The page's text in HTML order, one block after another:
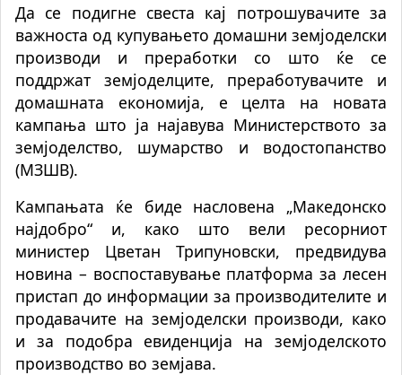
Да се подигне свеста кај потрошувачите за
важноста од купувањето домашни земјоделски
производи и преработки со што ќе се
поддржат земјоделците, преработувачите и
домашната економија, е целта на новата
кампања што ја најавува Министерството за
земјоделство, шумарство и водостопанство
(МЗШВ).
Кампањата ќе биде насловена „Македонско
најдобро“ и, како што вели ресорниот
министер Цветан Трипуновски, предвидува
новина – воспоставување платформа за лесен
пристап до информации за производителите и
продавачите на земјоделски производи, како
и за подобра евиденција на земјоделското
производство во земјава.